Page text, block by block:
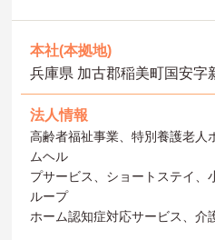
本社(本拠地)
兵庫県 加古郡稲美町国安字
法人情報
高齢者福祉事業、特別養護老人
ムヘル
プサービス、ショートステイ、
ループ
ホーム認知症対応サービス、介